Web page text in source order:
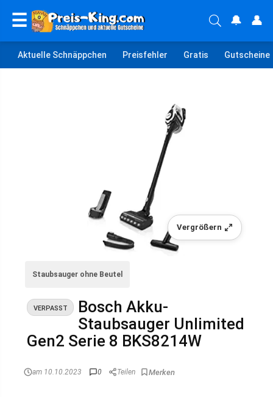
☰ 🔔 👤
Aktuelle Schnäppchen Preisfehler Gratis Gutscheine
Vergrößern
Staubsauger ohne Beutel
VERPASST
Bosch Akku-
Staubsauger Unlimited
Gen2 Serie 8 BKS8214W
am 10.10.2023 0 Teilen